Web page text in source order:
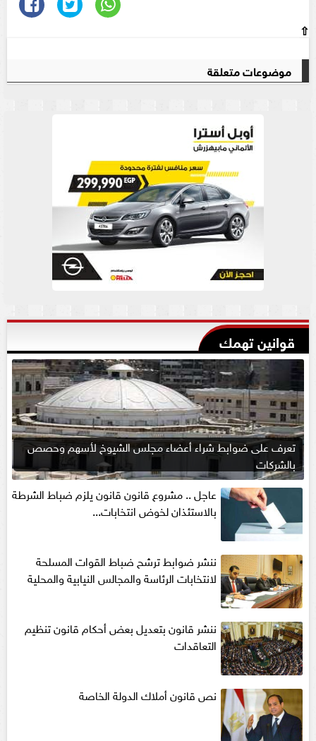
⇧
موضوعات متعلقة
قوانين تهمك
تعرف على ضوابط شراء أعضاء مجلس الشيوخ لأسهم وحصص
بالشركات
عاجل .. مشروع قانون قانون يلزم ضباط الشرطة
بالاستئذان لخوض انتخابات...
ننشر ضوابط ترشح ضباط القوات المسلحة
لانتخابات الرئاسة والمجالس النيابية والمحلية‎
ننشر قانون بتعديل بعض أحكام قانون تنظيم
التعاقدات
نص قانون أملاك الدولة الخاصة